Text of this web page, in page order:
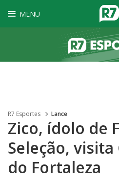
MENU
R7 Esportes Lance
Zico, ídolo de
Seleção, visita
do Fortaleza